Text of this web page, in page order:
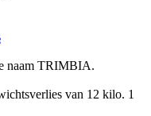
naam TRIMBIA.
van 12 kilo. 1